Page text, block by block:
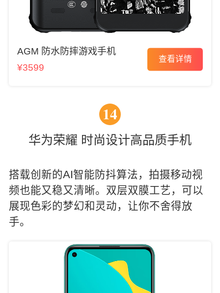
AGM 防水防摔游戏手机
¥3599
查看详情
14
华为荣耀 时尚设计高品质手机
搭载创新的AI智能防抖算法，拍摄移动视
频也能又稳又清晰。双层双膜工艺，可以
展现色彩的梦幻和灵动，让你不舍得放
手。